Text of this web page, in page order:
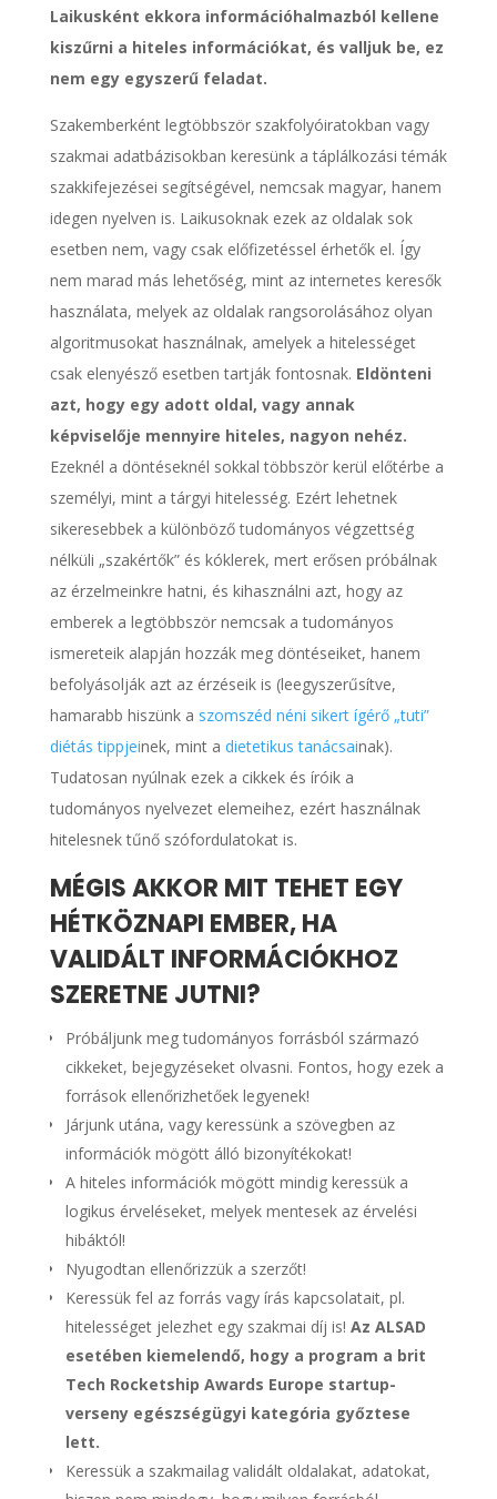
Laikusként ekkora információhalmazból kellene
kiszűrni a hiteles információkat, és valljuk be, ez
nem egy egyszerű feladat.
Szakemberként legtöbbször szakfolyóiratokban vagy
szakmai adatbázisokban keresünk a táplálkozási témák
szakkifejezései segítségével, nemcsak magyar, hanem
idegen nyelven is. Laikusoknak ezek az oldalak sok
esetben nem, vagy csak előfizetéssel érhetők el. Így
nem marad más lehetőség, mint az internetes keresők
használata, melyek az oldalak rangsorolásához olyan
algoritmusokat használnak, amelyek a hitelességet
csak elenyésző esetben tartják fontosnak. Eldönteni
azt, hogy egy adott oldal, vagy annak
képviselője mennyire hiteles, nagyon nehéz.
Ezeknél a döntéseknél sokkal többször kerül előtérbe a
személyi, mint a tárgyi hitelesség. Ezért lehetnek
sikeresebbek a különböző tudományos végzettség
nélküli „szakértők” és kóklerek, mert erősen próbálnak
az érzelmeinkre hatni, és kihasználni azt, hogy az
emberek a legtöbbször nemcsak a tudományos
ismereteik alapján hozzák meg döntéseiket, hanem
befolyásolják azt az érzéseik is (leegyszerűsítve,
hamarabb hiszünk a szomszéd néni sikert ígérő „tuti”
diétás tippjeinek, mint a dietetikus tanácsainak).
Tudatosan nyúlnak ezek a cikkek és íróik a
tudományos nyelvezet elemeihez, ezért használnak
hitelesnek tűnő szófordulatokat is.
MÉGIS AKKOR MIT TEHET EGY
HÉTKÖZNAPI EMBER, HA
VALIDÁLT INFORMÁCIÓKHOZ
SZERETNE JUTNI?
Próbáljunk meg tudományos forrásból származó
cikkeket, bejegyzéseket olvasni. Fontos, hogy ezek a
források ellenőrizhetőek legyenek!
Járjunk utána, vagy keressünk a szövegben az
információk mögött álló bizonyítékokat!
A hiteles információk mögött mindig keressük a
logikus érveléseket, melyek mentesek az érvelési
hibáktól!
Nyugodtan ellenőrizzük a szerzőt!
Keressük fel az forrás vagy írás kapcsolatait, pl.
hitelességet jelezhet egy szakmai díj is! Az ALSAD
esetében kiemelendő, hogy a program a brit
Tech Rocketship Awards Europe startup-
verseny egészségügyi kategória győztese
lett.
Keressük a szakmailag validált oldalakat, adatokat,